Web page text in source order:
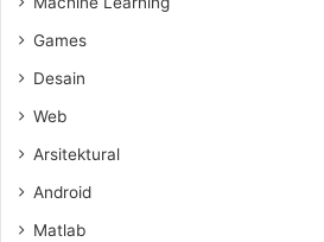
Games
Desain
Web
Arsitektural
Android
Matlab